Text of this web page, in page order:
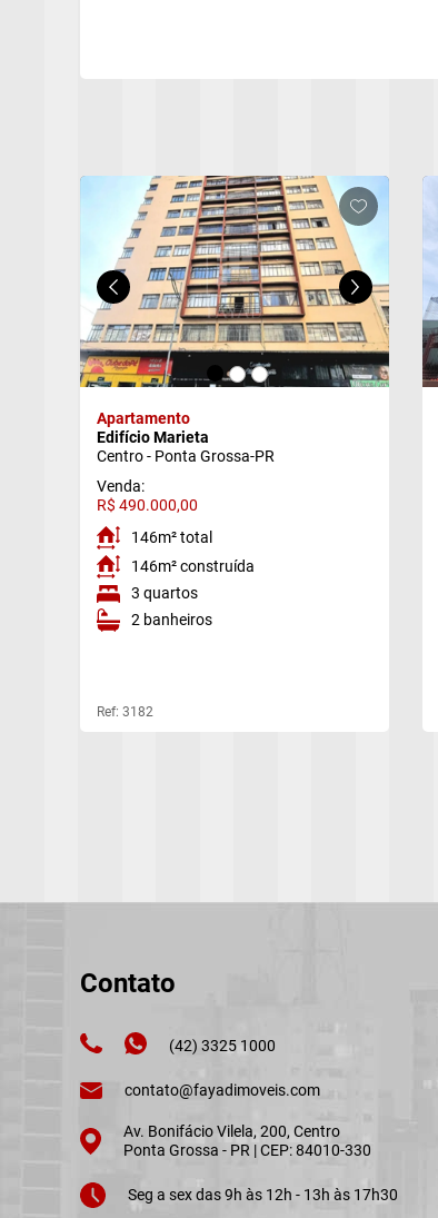
Apartamento
Edifício Marieta
Centro - Ponta Grossa-PR
Venda:
R$ 490.000,00
146m² total
146m² construída
3 quartos
2 banheiros
Ref: 3182
Contato
(42) 3325 1000
contato@fayadimoveis.com
Av. Bonifácio Vilela, 200, Centro
Ponta Grossa - PR | CEP: 84010-330
Seg a sex das 9h às 12h - 13h às 17h30
e)
f)
g)